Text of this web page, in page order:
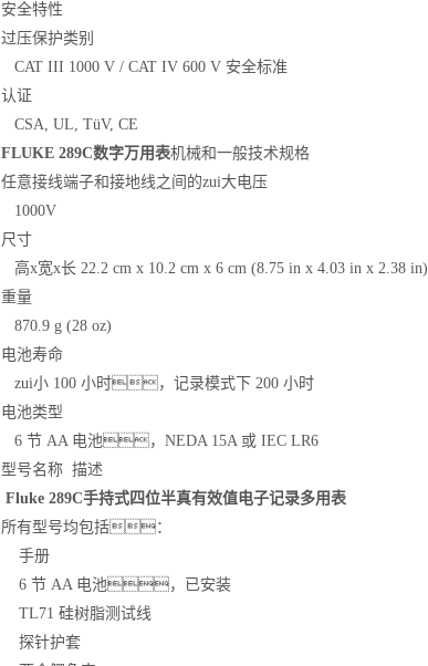
安全特性
过压保护类别
CAT III 1000 V / CAT IV 600 V 安全标准
认证
CSA, UL, TüV, CE
FLUKE 289C数字万用表机械和一般技术规格
任意接线端子和接地线之间的zui大电压
1000V
尺寸
高x宽x长 22.2 cm x 10.2 cm x 6 cm (8.75 in x 4.03 in x 2.38 in)
重量
870.9 g (28 oz)
电池寿命
zui小 100 小时，记录模式下 200 小时
电池类型
6 节 AA 电池，NEDA 15A 或 IEC LR6
型号名称 描述
Fluke 289C手持式四位半真有效值电子记录多用表
所有型号均包括：
手册
6 节 AA 电池，已安装
TL71 硅树脂测试线
探针护套